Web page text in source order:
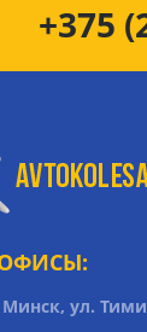
+375
Минск, ул.